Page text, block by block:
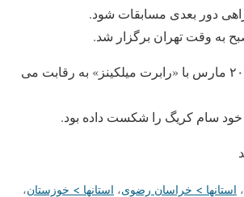
دور بعدی مسابقات شود.
وفایی با این پیروزی ۲۰ مارس با «رابرت میلکینز» به رقابت می
خود سام کریگ را شکست داده بود.
، استانها > خراسان رضوی، استانها > خوزستان،